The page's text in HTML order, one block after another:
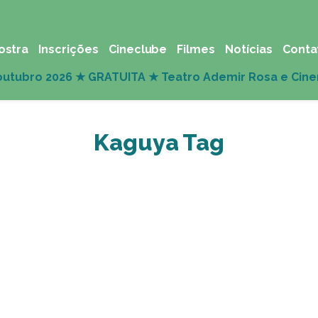
Inscrições Cineclube Filmes Notícias
Kaguya Tag